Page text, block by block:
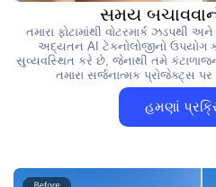
સમય
તમારા ફોટામાંથી વોટરમાર્ક ઝડપથી
અદ્યતન AI ટેકનોલોજીનો ઉપયોગ
સુવ્યવસ્થિત કરે છે, જેનાથી તમે
તમારા સર્જનાત્મક પ્રોજેક્ટ્સ પર
હમણાં